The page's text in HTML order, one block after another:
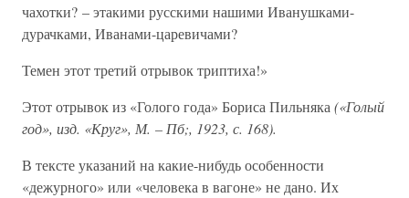
чахотки? – этакими русскими нашими Иванушками-
дурачками, Иванами-царевичами?
Темен этот третий отрывок триптиха!»
Этот отрывок из «Голого года» Бориса Пильняка («Голый
год», изд. «Круг», М. – Пб;, 1923, с. 168).
В тексте указаний на какие-нибудь особенности
«дежурного» или «человека в вагоне» не дано. Их